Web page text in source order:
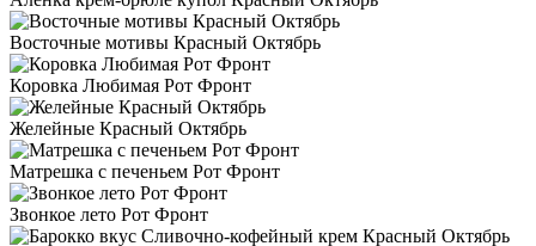
Восточные мотивы Красный Октябрь
Коровка Любимая Рот Фронт
Желейные Красный Октябрь
Матрешка с печеньем Рот Фронт
Звонкое лето Рот Фронт